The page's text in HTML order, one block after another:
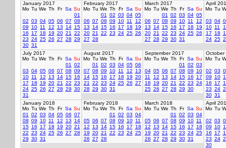
January 2017
Mo Tu We Th Fr Sa Su
01
02 03 04 05 06 07 08
09
10 11 12 13 14 15
16
17 18 19 20 21
22
23 24 25 26 27 28 29
30 31
February 2017
Mo Tu We Th Fr Sa Su
01
02 03 04 05
06 07 08 09 10 11
12
13
14 15 16 17 18
19
20 21 22 23 24 25 26
27 28
March 2017
Mo Tu We Th Fr Sa Su
01
02 03 04 05
06 07 08 09 10 11
12
13
14 15 16 17 18
19
20 21 22 23 24 25 26
27 28 29 30 31
April
Mo Tu
03 04
10 11
17
18
24 25
July 2017
Mo Tu We Th Fr Sa Su
01
02
03 04 05 06 07 08 09
10 11 12 13 14 15 16
17
18 19 20 21 22 23
24 25 26 27 28 29 30
31
August 2017
Mo Tu We Th Fr Sa Su
01
02 03 04 05 06
07 08 09 10 11 12
13
14 15 16 17 18 19 20
21
22 23 24 25 26 27
28 29 30 31
September 2017
Mo Tu We Th Fr Sa Su
01
02 03
04 05 06 07 08 09
10
11
12 13 14 15 16
17
18
19 20 21 22 23 24
25 26 27 28 29 30
October
Mo Tu
02 03
09
10
16
17
23 24
30 31
January 2018
Mo Tu We Th Fr Sa Su
01
02 03 04 05 06 07
08 09 10 11 12 13
14
15 16 17 18 19 20 21
22 23 24 25 26 27 28
29 30 31
February 2018
Mo Tu We Th Fr Sa Su
01
02 03 04
05 06 07 08 09 10 11
12
13 14 15 16 17
18
19 20 21 22 23 24 25
26 27 28
March 2018
Mo Tu We Th Fr Sa Su
01
02 03 04
05 06 07 08 09 10 11
12
13 14 15 16 17
18
19 20 21 22 23 24 25
26 27 28 29 30 31
April
Mo Tu
02 03
09
10
16
17
23 24
30